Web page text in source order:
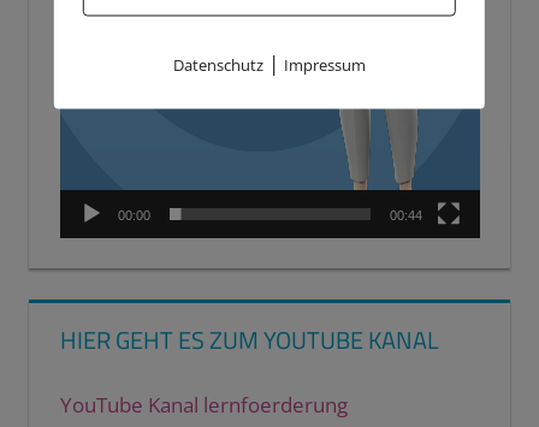
00:00 00:44
HIER GEHT ES ZUM YOUTUBE KANAL
YouTube Kanal lernfoerderung
Datenschutz| Impressum